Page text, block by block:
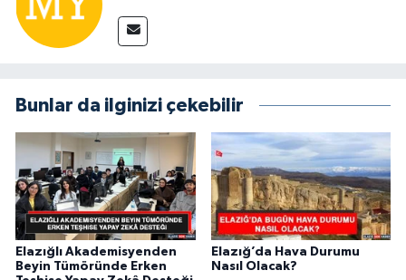
Bunlar da ilginizi çekebilir
Elazığlı Akademisyenden
Beyin Tümöründe Erken
Elazığ’da Hava Durumu
Nasıl Olacak?